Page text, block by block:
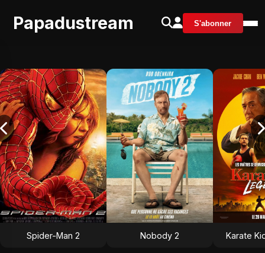
Papadustream S'abonner
Spider-Man 2 Nobody 2 Karate